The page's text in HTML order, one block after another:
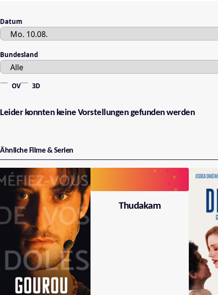
Datum
Bundesland
OV 3D
Leider konnten keine Vorstellungen gefunden werden
Ähnliche Filme & Serien
Thudakam